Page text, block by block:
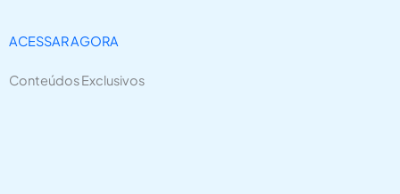
ACESSAR AGORA
Conteúdos Exclusivos